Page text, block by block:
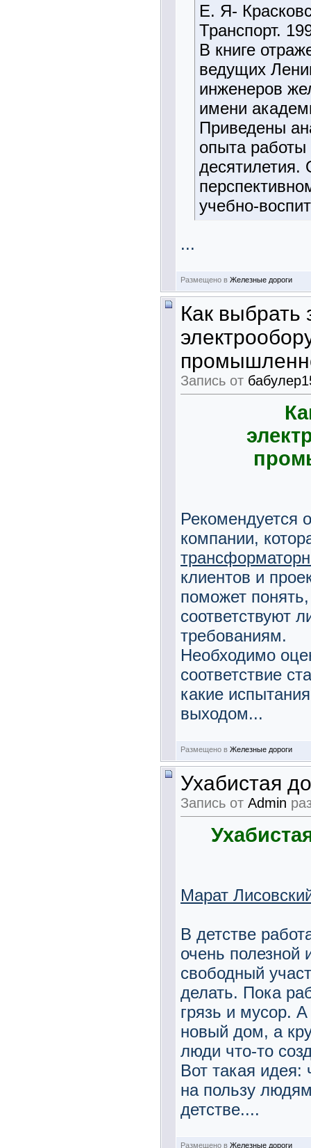
Е. Я-
Транспорт.
В книге
ведущих
инженеров
имени
Приведены
опыта работы
десятилетия.
учебно-
...
Размещено в Железные дороги
Как выбрать
Запись от
Рекомендуется
компании,
клиентов и
поможет
соответствуют
требованиям.
Необходимо
соответствие
какие
выходом...
Размещено в Железные дороги
Ухабистая
Запись от Admin
Марат
В детстве
очень полезной
свободный
делать. Пока
грязь и мусор.
новый дом, а
люди что-то
Вот такая идея:
на пользу
детстве....
Размещено в Железные дороги